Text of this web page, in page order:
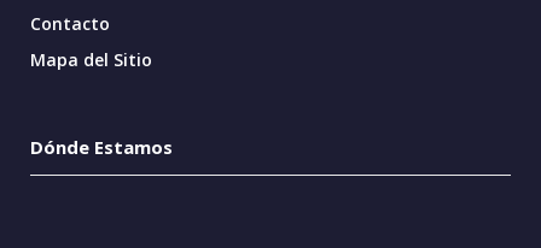
Contacto
Mapa del Sitio
Dónde Estamos